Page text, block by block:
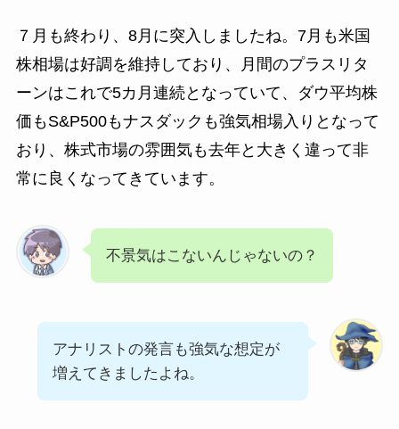
７月も終わり、8月に突入しましたね。7月も米国
株相場は好調を維持しており、月間のプラスリタ
ーンはこれで5カ月連続となっていて、ダウ平均株
価もS&P500もナスダックも強気相場入りとなって
おり、株式市場の雰囲気も去年と大きく違って非
常に良くなってきています。
不景気はこないんじゃないの？
アナリストの発言も強気な想定が
増えてきましたよね。